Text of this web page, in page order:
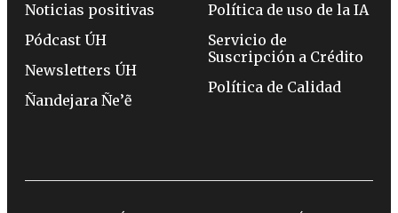
Noticias positivas
Pódcast ÚH
Newsletters ÚH
Ñandejara Ñe’ẽ
Política de uso de la IA
Servicio de
Suscripción a Crédito
Política de Calidad